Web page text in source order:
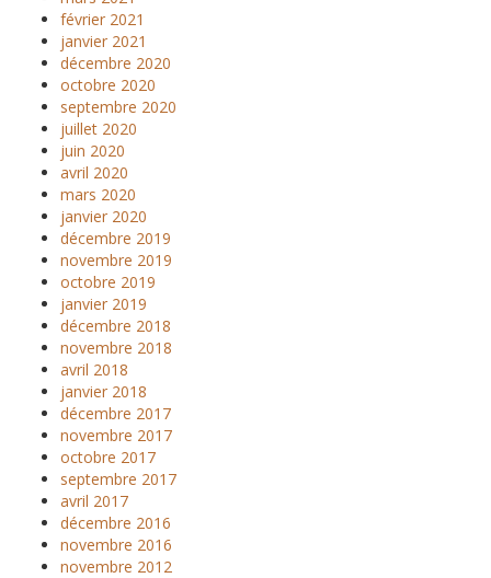
février 2021
janvier 2021
décembre 2020
octobre 2020
septembre 2020
juillet 2020
juin 2020
avril 2020
mars 2020
janvier 2020
décembre 2019
novembre 2019
octobre 2019
janvier 2019
décembre 2018
novembre 2018
avril 2018
janvier 2018
décembre 2017
novembre 2017
octobre 2017
septembre 2017
avril 2017
décembre 2016
novembre 2016
novembre 2012